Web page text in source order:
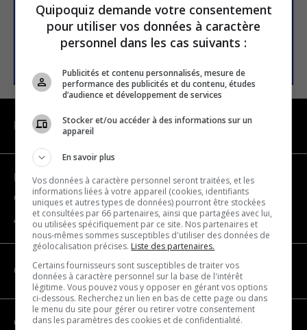
NAVIGATION
Become a partner
Contact us
About us
CATEGORIES
Geography
Quipoquiz demande votre consentement
pour utiliser vos données à caractère
personnel dans les cas suivants :
Publicités et contenu personnalisés, mesure de
performance des publicités et du contenu, études
d’audience et développement de services
Stocker et/ou accéder à des informations sur un
appareil
En savoir plus
Vos données à caractère personnel seront traitées, et les
informations liées à votre appareil (cookies, identifiants
uniques et autres types de données) pourront être stockées
et consultées par 66 partenaires, ainsi que partagées avec lui,
ou utilisées spécifiquement par ce site. Nos partenaires et
nous-mêmes sommes susceptibles d'utiliser des données de
géolocalisation précises. Liste des partenaires.
Certains fournisseurs sont susceptibles de traiter vos
données à caractère personnel sur la base de l'intérêt
légitime. Vous pouvez vous y opposer en gérant vos options
ci-dessous. Recherchez un lien en bas de cette page ou dans
le menu du site pour gérer ou retirer votre consentement
dans les paramètres des cookies et de confidentialité.